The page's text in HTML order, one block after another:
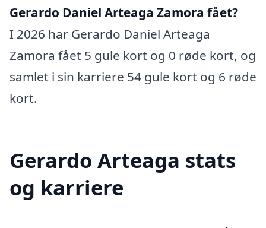
Gerardo Daniel Arteaga Zamora fået?
I 2026 har Gerardo Daniel Arteaga
Zamora fået 5 gule kort og 0 røde kort, og
samlet i sin karriere 54 gule kort og 6 røde
kort.
Gerardo Arteaga stats
og karriere